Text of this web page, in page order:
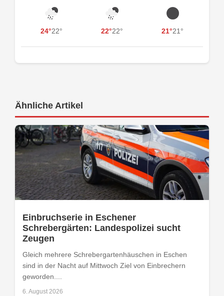
24°22° 22°22° 21°21°
Ähnliche Artikel
Einbruchserie in Eschener
Schrebergärten: Landespolizei sucht
Zeugen
Gleich mehrere Schrebergartenhäuschen in Eschen
sind in der Nacht auf Mittwoch Ziel von Einbrechern
geworden....
6. August 2026